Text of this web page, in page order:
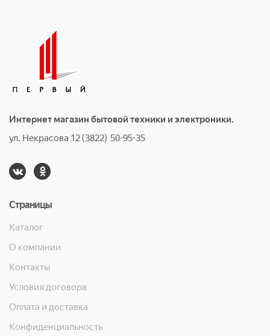
Интернет магазин бытовой техники и электроники.
ул. Некрасова 12 (3822) 50-95-35
Страницы
Каталог
О компании
Контакты
Условия договора
Оплата и доставка
Конфиденциальность